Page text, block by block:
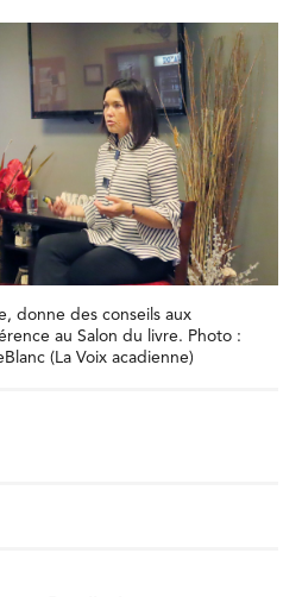
donne des conseils aux
au Salon du livre. Photo :
(La Voix acadienne)